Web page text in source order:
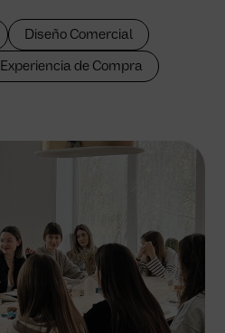
Diseño Comercial
Experiencia de Compra